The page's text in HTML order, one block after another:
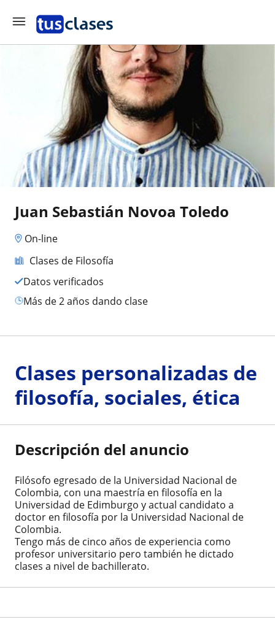
Juan Sebastián Novoa Toledo
On-line
Clases de Filosofía
Datos verificados
más de 2 años dando clase
Clases personalizadas de
filosofía, sociales, ética
Descripción del anuncio
Filósofo egresado de la Universidad Nacional de
Colombia, con una maestría en filosofía en la
Universidad de Edimburgo y actual candidato a
doctor en filosofía por la Universidad Nacional de
Colombia.
Tengo más de cinco años de experiencia como
profesor universitario pero también he dictado
clases a nivel de bachillerato.